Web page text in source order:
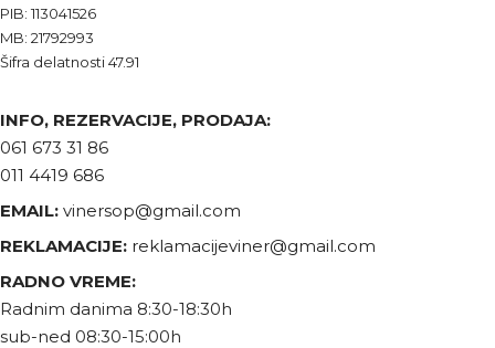
PIB: 113041526
MB: 21792993
Šifra delatnosti 47.91
INFO, REZERVACIJE, PRODAJA:
061 673 31 86
011 4419 686
EMAIL: vinersop@gmail.com
REKLAMACIJE: reklamacijeviner@gmail.com
RADNO VREME:
Radnim danima 8:30-18:30h
sub-ned 08:30-15:00h